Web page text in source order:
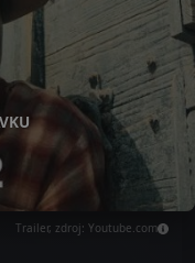
Trailer, zdroj: Youtube.com